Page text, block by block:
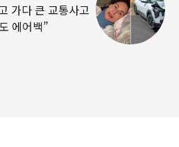
가다 큰 교통사고
에어백”